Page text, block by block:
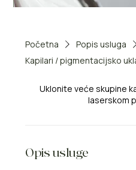
Početna
Popis usluga
Kapilari / pigmentacijsko
Uklonite veće skupine
laserskom
Opis usluge